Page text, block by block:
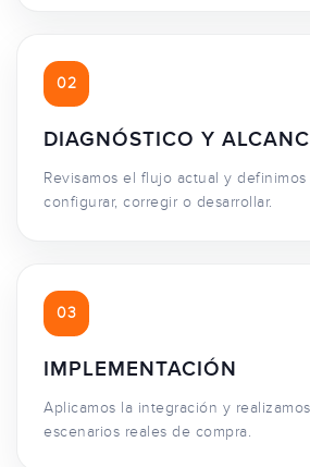
02
DIAGNÓSTICO Y
Revisamos el flujo actual y
configurar, corregir o desarrollar.
03
IMPLEMENTACIÓN
Aplicamos la integración y
escenarios reales de compra.